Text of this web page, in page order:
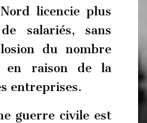
licencie plus
salariés, sans
du nombre
en raison de la
entreprises.
guerre civile est